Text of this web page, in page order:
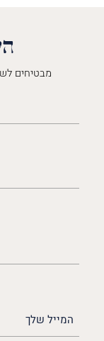
מבטיחים